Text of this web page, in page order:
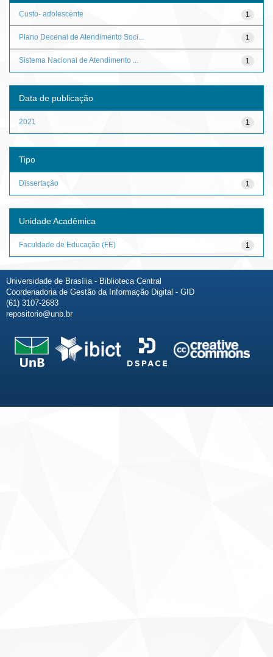
1
Custo- adolescente
1
Plano Decenal de Atendimento Soci...
1
Sistema Nacional de Atendimento ...
Data de publicação
1
2021
Tipo
1
Dissertação
Unidade Acadêmica
1
Faculdade de Educação (FE)
Universidade de Brasília - Biblioteca Central
Coordenadoria de Gestão da Informação Digital - GID
(61) 3107-2683
repositorio@unb.br